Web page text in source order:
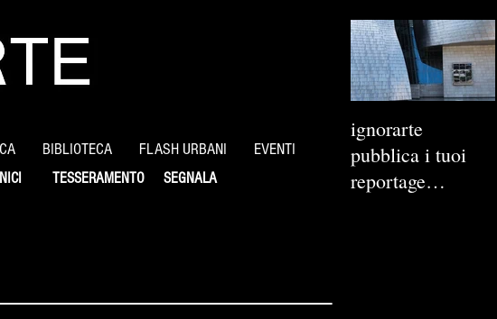
BIBLIOTECA FLASH URBANI EVENTI
SEGNALA
TESSERAMENTO
ignorarte
pubblica i tuoi
reportage